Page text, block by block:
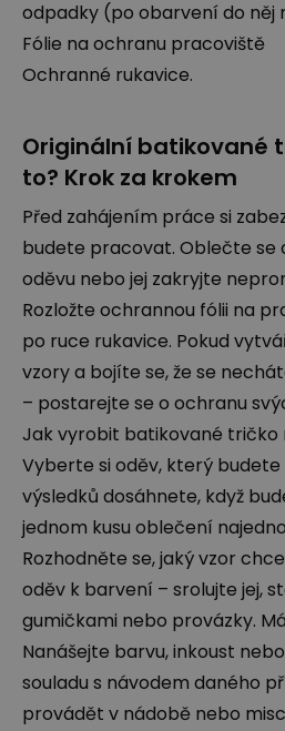
odpadky (po obarvení do
Fólie na ochranu pracoviště
Ochranné rukavice.
Originální batikované
to? Krok za krokem
Před zahájením práce si
budete pracovat. Oblečte se
oděvu nebo jej zakryjte
Rozložte ochrannou fólii na
po ruce rukavice. Pokud
vzory a bojíte se, že se
– postarejte se o ochranu
Jak vyrobit batikované tričko
Vyberte si oděv, který
výsledků dosáhnete, když
jednom kusu oblečení
Rozhodněte se, jaký vzor
oděv k barvení – srolujte jej,
gumičkami nebo provázky.
Nanášejte barvu, inkoust
souladu s návodem daného
provádět v nádobě nebo